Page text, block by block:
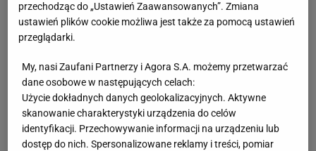
przechodząc do „Ustawień Zaawansowanych”. Zmiana
ustawień plików cookie możliwa jest także za pomocą ustawień
przeglądarki.
My, nasi Zaufani Partnerzy i Agora S.A. możemy przetwarzać
dane osobowe w następujących celach:
Użycie dokładnych danych geolokalizacyjnych. Aktywne
skanowanie charakterystyki urządzenia do celów
identyfikacji. Przechowywanie informacji na urządzeniu lub
dostęp do nich. Spersonalizowane reklamy i treści, pomiar